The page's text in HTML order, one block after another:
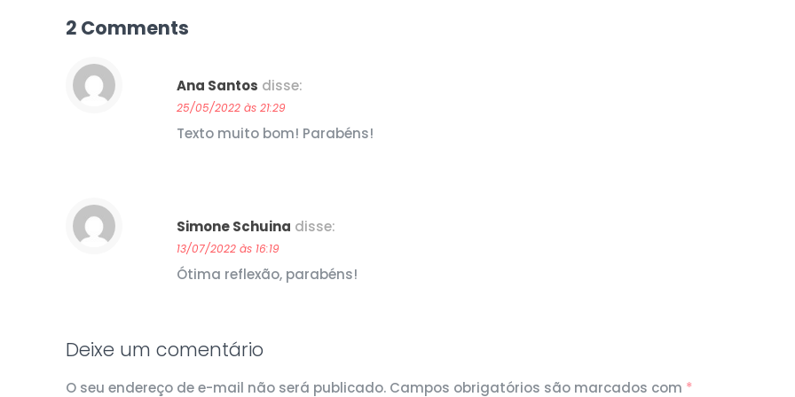
2 Comments
Ana Santos disse:
25/05/2022 às 21:29
Texto muito bom! Parabéns!
Simone Schuina disse:
13/07/2022 às 16:19
Ótima reflexão, parabéns!
Deixe um comentário
O seu endereço de e-mail não será publicado. Campos obrigatórios são marcados com *